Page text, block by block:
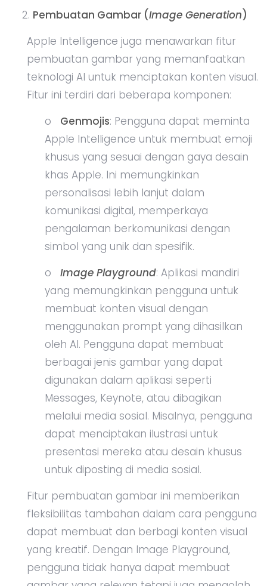
Pembuatan Gambar (Image Generation)
Apple Intelligence juga menawarkan fitur
pembuatan gambar yang memanfaatkan
teknologi AI untuk menciptakan konten visual.
Fitur ini terdiri dari beberapa komponen:
o Genmojis: Pengguna dapat meminta
Apple Intelligence untuk membuat emoji
khusus yang sesuai dengan gaya desain
khas Apple. Ini memungkinkan
personalisasi lebih lanjut dalam
komunikasi digital, memperkaya
pengalaman berkomunikasi dengan
simbol yang unik dan spesifik.
o
Image Playground: Aplikasi mandiri
yang memungkinkan pengguna untuk
membuat konten visual dengan
menggunakan prompt yang dihasilkan
oleh AI. Pengguna dapat membuat
berbagai jenis gambar yang dapat
digunakan dalam aplikasi seperti
Messages, Keynote, atau dibagikan
melalui media sosial. Misalnya, pengguna
dapat menciptakan ilustrasi untuk
presentasi mereka atau desain khusus
untuk diposting di media sosial.
Fitur pembuatan gambar ini memberikan
fleksibilitas tambahan dalam cara pengguna
dapat membuat dan berbagi konten visual
yang kreatif. Dengan Image Playground,
pengguna tidak hanya dapat membuat